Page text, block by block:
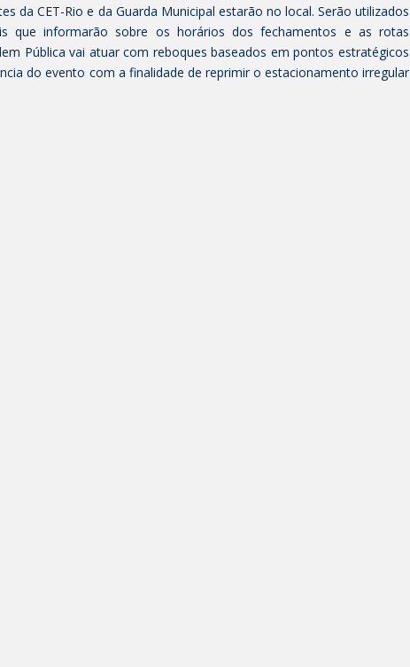
da CET-Rio e da Guarda Municipal estarão no local. Serão utilizados
que informarão sobre os horários dos fechamentos e as rotas
Pública vai atuar com reboques baseados em pontos estratégicos
do evento com a finalidade de reprimir o estacionamento irregular